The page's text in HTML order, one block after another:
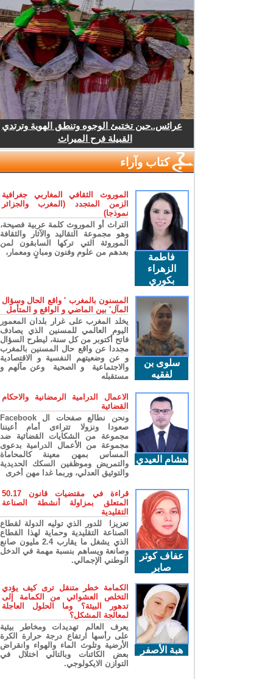
عرائس..حين تختبئ الوجوه وتنطق الهوية وترتدي
القبيلة فرح الميراث
كتاب وآراء
فاطمة
الزهراء
بكوري
الموروث الثقافي المغاربي جغرافية
الزمن المتجدد (المغرب والجزائر
نموذجا)
التراث أو الموروث كلمة عربية فصيحة،
وهو مجموعة التقاليد والآثار والثقافة
الموروثة التي تركها السابقون لمن
بعدهم من علوم وفنون ومبانٍ ومعمار،
سلوى بن
لفقيه
المسنون بالمغرب ' واقع الحال وسؤال
المآل' بين الماضي و الواقع و المتأمل
يخلد المغرب على غرار بلدان المعمور
اليوم العالمي للمسنين الذي يصادف
فاتح أكتوبر من كل سنة، ليطرح السؤال
مجددا عن واقع حال المسنين بالمغرب
و عن وضعيتهم النفسية و الاقتصادية
والاجتماعية و الصحية وعن مآلهم و
مستقبله
هشام العيدي
الاعمال الدرامية الرمضانية والاحكام
القضائية
ونحن نطالع صفحات ال Facebook
صعودا ونزولا تتراءى أمام أعيننا
مجموعة من الشكايات القضائية ضد
مجموعة من الأعمال الدرامية بدعوى
المساس بمهن معينة كالمحاماة
والتمريض وموظفين السكك الحديدية
والتوثيق العدلي، وربما غدا مهن أخرى
عفاف كوثر
صابر
قراءة في مقتضيات قانون 50.17
المتعلق بمزاولة أنشطة الصناعة
التقليدية
تعزيزا للدور الذي توليه الدولة لقطاع
الصناعة التقليدية وحماية لهذا القطاع
الذي يشغل ما يقارب 2.4 مليون صانع
وصانعة ويساهم بنسبة مهمة في الدخل
الوطني الإجمالي.
هبة الأصفر
الكمامة خطر متنقل ترى كيف يؤدي
التخلص العشوائي من الكمامة إلى
تدهور البيئة؟ وما الحلول العاجلة
لمعالجة المشكل؟
يعرف العالم تهديدات ومخاطر بيئية
على رأسها ارتفاع درجة حرارة الكرة
الأرضية وتلوث الماء والهواء وانقراض
بعض الكائنات وبالتالي اختلال في
التوازن الايكولوجي.